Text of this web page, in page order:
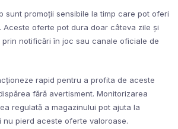
sunt promoții sensibile la timp care pot oferi
Aceste oferte pot dura doar câteva zile și
notificări în joc sau canale oficiale de
rapid pentru a profita de aceste
fără avertisment. Monitorizarea
regulată a magazinului pot ajuta la
nu pierd aceste oferte valoroase.